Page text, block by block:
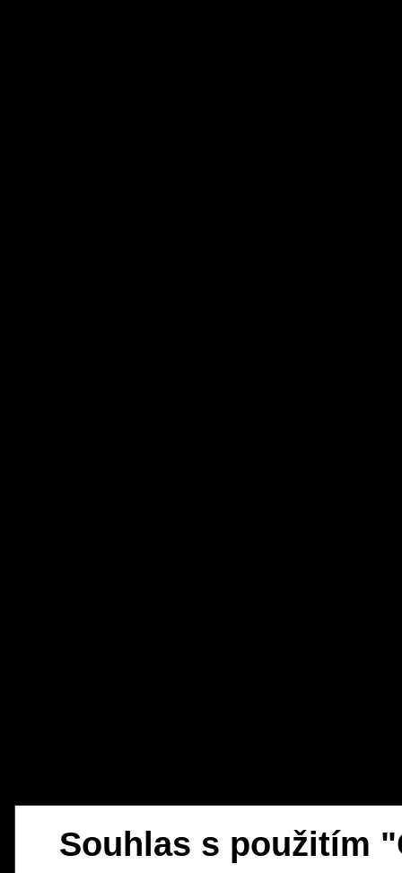
Souhlas s použitím